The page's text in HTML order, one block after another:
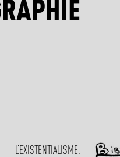
L’EXISTENTIALISME.